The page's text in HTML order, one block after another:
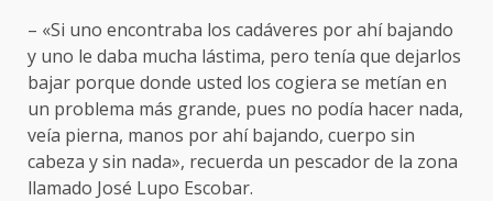
– «Si uno encontraba los cadáveres por ahí bajando
y uno le daba mucha lástima, pero tenía que dejarlos
bajar porque donde usted los cogiera se metían en
un problema más grande, pues no podía hacer nada,
veía pierna, manos por ahí bajando, cuerpo sin
cabeza y sin nada», recuerda un pescador de la zona
llamado José Lupo Escobar.